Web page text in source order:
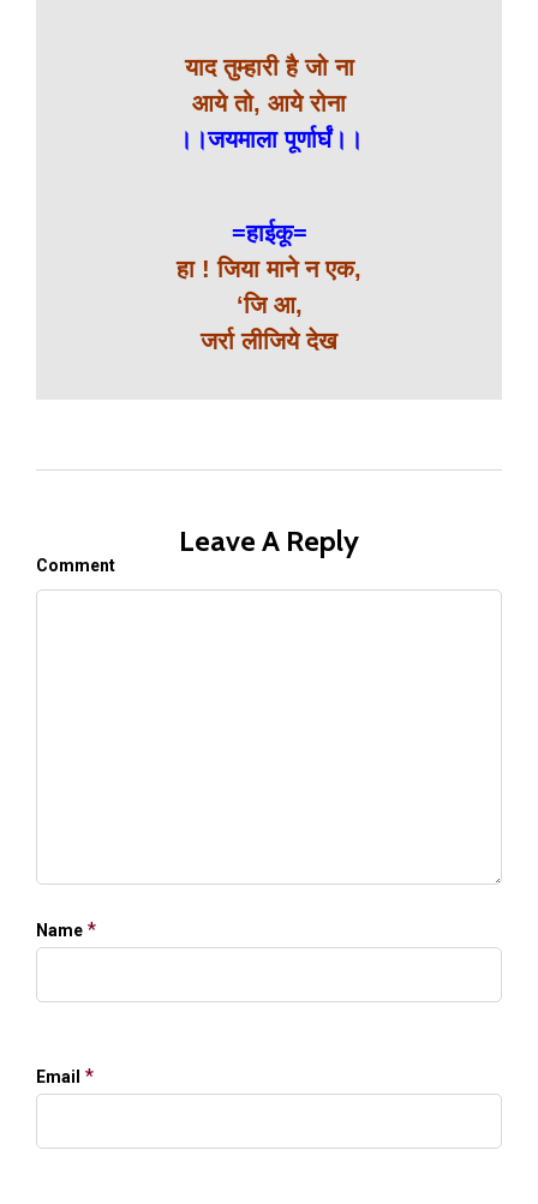
याद तुम्हारी है जो ना
आये तो, आये रोना
।।जयमाला पूर्णार्घं।।
=हाईकू=
हा ! जिया माने न एक,
‘जि आ,
जर्रा लीजिये देख
Leave A Reply
Comment
Name *
Email *